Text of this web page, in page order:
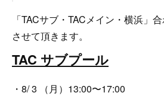
「TACサブ・TACメイン・横浜」
させて頂きます。
TAC サブプール
・8/ 3 （月）13:00〜17:00